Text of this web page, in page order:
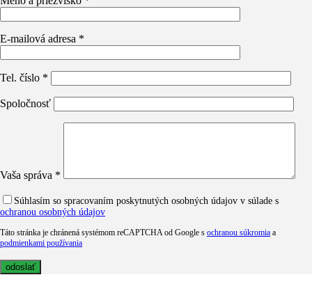
E-mailová adresa *
Tel. číslo *
Spoločnosť
Vaša správa *
Súhlasím so spracovaním poskytnutých osobných údajov v súlade s
ochranou osobných údajov
Táto stránka je chránená systémom reCAPTCHA od Google s ochranou súkromia a
podmienkami používania